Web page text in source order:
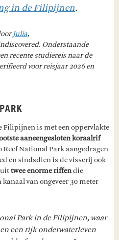
in de Filipijnen.
Julia,
Onderstaande
recente studiereis naar de
voor reisjaar 2026 en
Filipijnen is met een oppervlakte
aaneengesloten koraalrif
Reef National Park aangedragen
en sindsdien is de visserij ook
uittwee enorme riffendie
van ongeveer 30 meter
Park in de Filipijnen, waar
een rijk onderwaterleven